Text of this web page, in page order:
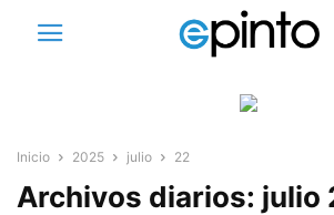
Inicio 2025 julio 22
Archivos diarios: julio